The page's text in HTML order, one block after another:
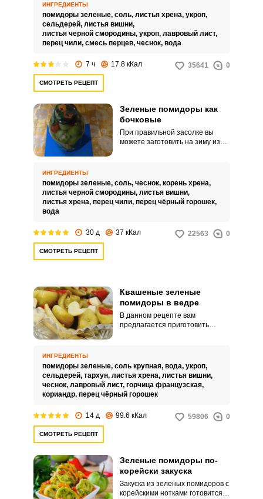
ИНГРЕДИЕНТЫ
помидоры зеленые, соль, листья хрена, укроп,
сельдерей, листья вишни,
листья черной смородины, укроп, лавровый лист,
перец чили, смесь перцев, чеснок, вода
7 ч 17.8 кКал 35641 0
СМОТРЕТЬ РЕЦЕПТ
Зеленые помидоры как
бочковые
При правильной засолке вы
можете заготовить на зиму из
засолить их в банке и холодным
способом.
ИНГРЕДИЕНТЫ
помидоры зеленые, соль, чеснок, корень хрена,
листья черной смородины, листья вишни,
листья хрена, перец чили, перец чёрный горошек,
вода
30 д 37 кКал 22563 0
СМОТРЕТЬ РЕЦЕПТ
Квашеные зеленые
помидоры в ведре
В данном рецепте вам
предлагается приготовить
литровом ведре и по вкусу будут,
как бочковые.
ИНГРЕДИЕНТЫ
помидоры зеленые, соль крупная, вода, укроп,
сельдерей, тархун, листья хрена, листья вишни,
чеснок, лавровый лист, горчица французская,
кориандр, перец чёрный горошек
14 д 99.6 кКал 59806 0
СМОТРЕТЬ РЕЦЕПТ
Зеленые помидоры по-
корейски закуска
Закуска из зеленых помидоров с
корейскими нотками готовится
ЕЩЕ НЕ ЗАРЕГИСТРИРОВАННЫ?
Забыли пароль?